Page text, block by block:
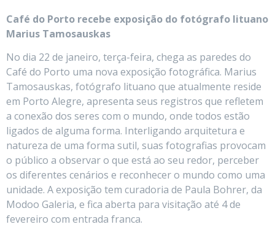
Café do Porto recebe exposição do fotógrafo lituano
Marius Tamosauskas
No dia 22 de janeiro, terça-feira, chega as paredes do
Café do Porto uma nova exposição fotográfica. Marius
Tamosauskas, fotógrafo lituano que atualmente reside
em Porto Alegre, apresenta seus registros que refletem
a conexão dos seres com o mundo, onde todos estão
ligados de alguma forma. Interligando arquitetura e
natureza de uma forma sutil, suas fotografias provocam
o público a observar o que está ao seu redor, perceber
os diferentes cenários e reconhecer o mundo como uma
unidade. A exposição tem curadoria de Paula Bohrer, da
Modoo Galeria, e fica aberta para visitação até 4 de
fevereiro com entrada franca.